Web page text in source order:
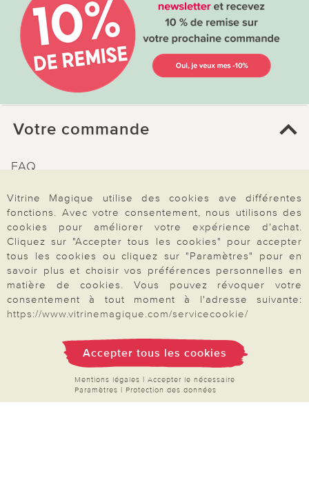
Votre commande
FAQ
Inscription Newsletter
Demande de catalogue
Données personnelles
Droit de rétractation
Rétractation
Paiement & Livraison
Vitrine Magique utilise des cookies ave différentes
fonctions. Avec votre consentement, nous utilisons des
cookies pour améliorer votre expérience d'achat.
Cliquez sur "Accepter tous les cookies" pour accepter
tous les cookies ou cliquez sur "Paramètres" pour en
savoir plus et choisir vos préférences personnelles en
matière de cookies. Vous pouvez révoquer votre
consentement à tout moment à l'adresse suivante:
https://www.vitrinemagique.com/servicecookie/
Accepter tous les cookies
Mentions légales | Accepter le nécessaire
Paramètres | Protection des données